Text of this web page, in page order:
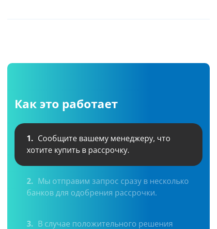
Как это работает
1. Сообщите вашему менеджеру, что
хотите купить в рассрочку.
2. Мы отправим запрос сразу в несколько
банков для одобрения рассрочки.
3. В случае положительного решения